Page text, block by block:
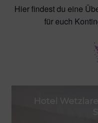
Programm
Stuff-Shop
Hier findest du eine
für euch
Hotel